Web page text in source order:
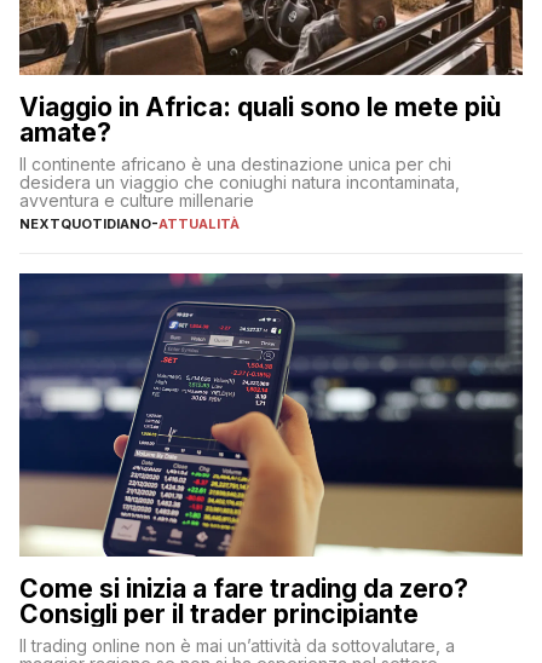
Viaggio in Africa: quali sono le mete più
amate?
Il continente africano è una destinazione unica per chi
desidera un viaggio che coniughi natura incontaminata,
avventura e culture millenarie
NEXTQUOTIDIANO-ATTUALITÀ
Come si inizia a fare trading da zero?
Consigli per il trader principiante
Il trading online non è mai un’attività da sottovalutare, a